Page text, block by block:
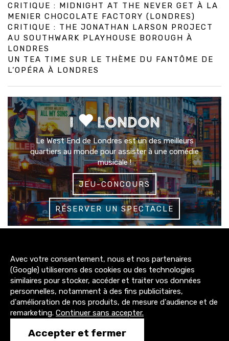
CRITIQUE : MIDNIGHT AT THE NEVER GET À LA
MENIER CHOCOLATE FACTORY (LONDRES)
CRITIQUE : THE JONATHAN LARSON PROJECT
AU SOUTHWARK PLAYHOUSE BOROUGH À
LONDRES
UN TEA TIME SUR LE THÈME DU FANTÔME DE
L’OPÉRA À LONDRES
I LONDON
Le West End de Londres est un des meilleurs
quartiers au monde pour assister à une comédie
musicale !
JEU-CONCOURS
RÉSERVER UN SPECTACLE
3200+
abonnés
4300+
abonnés
1500+
abonnés
Avec votre consentement, nous et nos partenaires
(Google) utiliserons des cookies ou des technologies
similaires pour stocker, accéder et traiter vos données
personnelles, notamment à des fins publicitaires,
d'amélioration de nos produits, de mesure d'audience et de
remarketing. Continuer sans accepter.
Accepter et fermer